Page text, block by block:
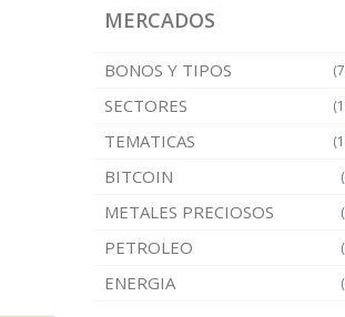
MERCADOS
BONOS Y TIPOS
SECTORES
TEMATICAS
BITCOIN
METALES PRECIOSOS
PETROLEO
ENERGIA